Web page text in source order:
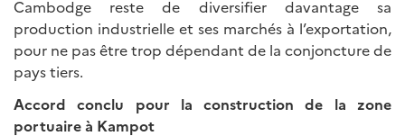
Cambodge reste de diversifier davantage sa
production industrielle et ses marchés à l’exportation,
pour ne pas être trop dépendant de la conjoncture de
pays tiers.
Accord conclu pour la construction de la zone
portuaire à Kampot